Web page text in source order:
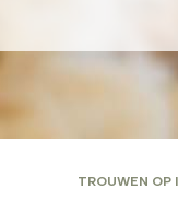
TROUWEN OP